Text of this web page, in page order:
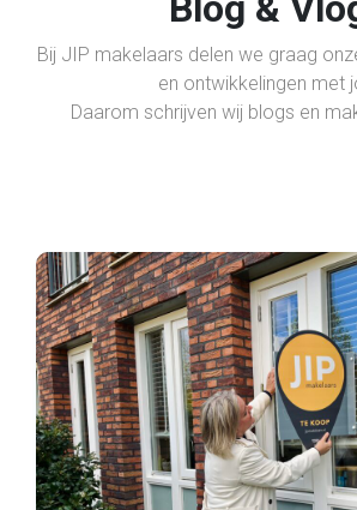
Bij JIP makelaars delen we graag
en ontwikkelingen met
Daarom schrijven wij blogs en